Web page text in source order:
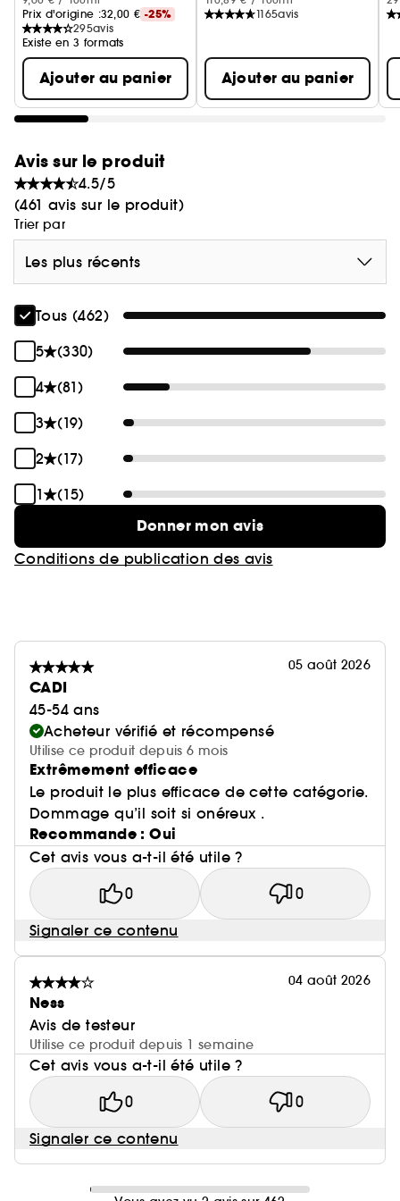
Prix d'origine :32,00 € -25%
295avis
Existe en 3 formats
Ajouter au panier
1165avis
Ajouter au panier
Avis sur le produit
4.5/5
(461 avis sur le produit)
Trier par
Les plus récents
Tous (462)
5
(330)
4
(81)
3
(19)
2
(17)
1
(15)
Donner mon avis
Conditions de publication des avis
05 août 2026
CADI
45-54 ans
Acheteur vérifié et récompensé
Utilise ce produit depuis 6 mois
Extrêmement efficace
Le produit le plus efficace de cette catégorie.
Dommage qu’il soit si onéreux .
Recommande : Oui
Cet avis vous a-t-il été utile ?
0 0
Signaler ce contenu
04 août 2026
Ness
Avis de testeur
Utilise ce produit depuis 1 semaine
Cet avis vous a-t-il été utile ?
0 0
Signaler ce contenu